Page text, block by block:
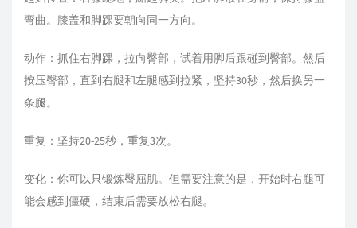
弯曲。膝盖和脚踝要朝向同一方向。
动作：抓住右脚踝，拉向臀部，试着用脚后跟碰到臀部。然后
按压臀部，直到右腿和左腿感到拉紧，坚持30秒，然后换另一
条腿。
重复：坚持20-25秒，重复3次。
变化：你可以只锻炼臀屈肌。但需要注意的是，开始时右腿可
能会感到僵硬，结束后需要放松右腿。